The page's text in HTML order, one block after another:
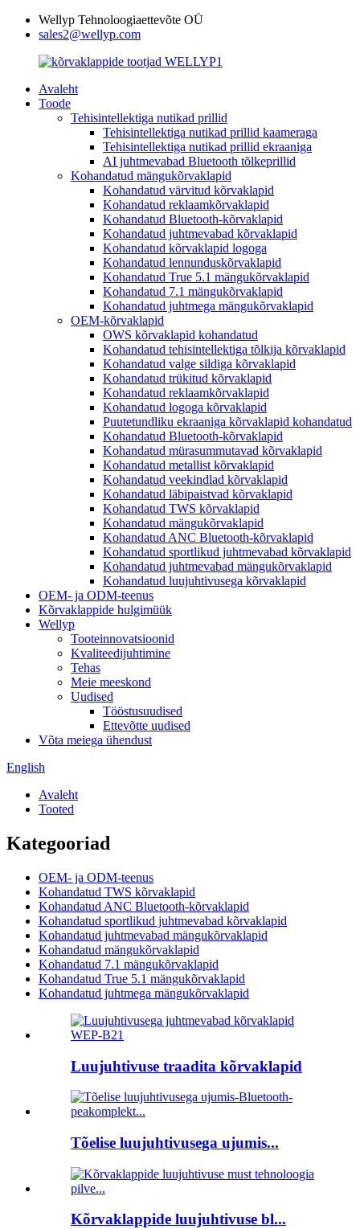
Wellyp Tehnoloogiaettevõte OÜ
sales2@wellyp.com
Avaleht
Toode
Tehisintellektiga nutikad prillid
Tehisintellektiga nutikad prillid kaameraga
Tehisintellektiga nutikad prillid ekraaniga
AI juhtmevabad Bluetooth tõlkeprillid
Kohandatud mängukõrvaklapid
Kohandatud värvitud kõrvaklapid
Kohandatud reklaamkõrvaklapid
Kohandatud Bluetooth-kõrvaklapid
Kohandatud juhtmevabad kõrvaklapid
Kohandatud kõrvaklapid logoga
Kohandatud lennunduskõrvaklapid
Kohandatud True 5.1 mängukõrvaklapid
Kohandatud 7.1 mängukõrvaklapid
Kohandatud juhtmega mängukõrvaklapid
OEM-kõrvaklapid
OWS kõrvaklapid kohandatud
Kohandatud tehisintellektiga tõlkija kõrvaklapid
Kohandatud valge sildiga kõrvaklapid
Kohandatud trükitud kõrvaklapid
Kohandatud reklaamkõrvaklapid
Kohandatud logoga kõrvaklapid
Puutetundliku ekraaniga kõrvaklapid kohandatud
Kohandatud Bluetooth-kõrvaklapid
Kohandatud mürasummutavad kõrvaklapid
Kohandatud metallist kõrvaklapid
Kohandatud veekindlad kõrvaklapid
Kohandatud läbipaistvad kõrvaklapid
Kohandatud TWS kõrvaklapid
Kohandatud mängukõrvaklapid
Kohandatud ANC Bluetooth-kõrvaklapid
Kohandatud sportlikud juhtmevabad kõrvaklapid
Kohandatud juhtmevabad mängukõrvaklapid
Kohandatud luujuhtivusega kõrvaklapid
OEM- ja ODM-teenus
Kõrvaklappide hulgimüük
Wellyp
Tooteinnovatsioonid
Kvaliteedijuhtimine
Tehas
Meie meeskond
Uudised
Tööstusuudised
Ettevõtte uudised
Võta meiega ühendust
English
Avaleht
Tooted
Kategooriad
OEM- ja ODM-teenus
Kohandatud TWS kõrvaklapid
Kohandatud ANC Bluetooth-kõrvaklapid
Kohandatud sportlikud juhtmevabad kõrvaklapid
Kohandatud juhtmevabad mängukõrvaklapid
Kohandatud mängukõrvaklapid
Kohandatud 7.1 mängukõrvaklapid
Kohandatud True 5.1 mängukõrvaklapid
Kohandatud juhtmega mängukõrvaklapid
Luujuhtivuse traadita kõrvaklapid
Tõelise luujuhtivusega ujumis...
Kõrvaklappide luujuhtivuse bl...